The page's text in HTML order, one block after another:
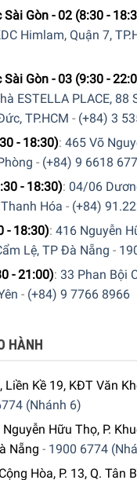
– Chế độ làm sạch cực
chương trình rửa thông
trong Máy Rửa Bát
thành quá trình rửa
giờ. Khả năng kết hợp
và
hiệu quả làm sạch và
chỉ trong vòng 58
tẩy rửa chuyên dụng
hữu ích khi bạn cần sử
hoặc khi bạn có khách
tiếp đãi.
Gòn - 02 (8:30 -
Himlam, Quận 7,
Gòn - 03 (9:30 -
ESTELLA PLACE, 88
TP.HCM - (+84) 3
- 18:30): 465 Võ
- (+84) 9 6618
- 18:30): 04/06
Hóa - (+84)
- 18:30): 416 Nguyễn
Lệ, TP Đà Nẵng -
- 21:00): 33 Phan Bội
- (+84) 9 7766 8966
HÀNH
Liền Kề 19, KĐT Văn
(Nhánh 6)
Hữu Thọ, P.
Nẵng - 1900 6774
Hòa, P. 13, Q. Tân